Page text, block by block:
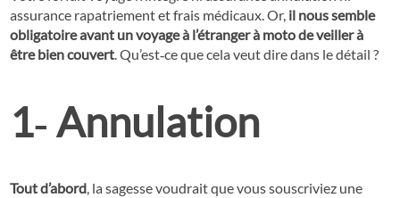
assurance rapatriement et frais médicaux. Or, il nous semble
obligatoire avant un voyage à l’étranger à moto de veiller à
être bien couvert. Qu’est‐ce que cela veut dire dans le détail ?
1‐ Annulation
Tout d’abord, la sagesse voudrait que vous souscriviez une